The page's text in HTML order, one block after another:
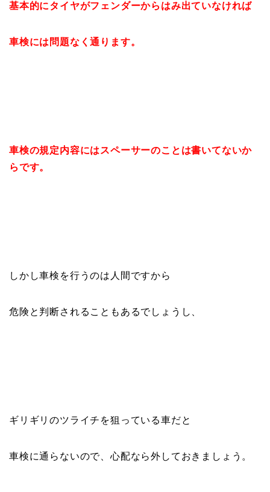
基本的にタイヤがフェンダーからはみ出ていなければ
車検には問題なく通ります。
車検の規定内容にはスペーサーのことは書いてないか
らです。
しかし車検を行うのは人間ですから
危険と判断されることもあるでしょうし、
ギリギリのツライチを狙っている車だと
車検に通らないので、心配なら外しておきましょう。